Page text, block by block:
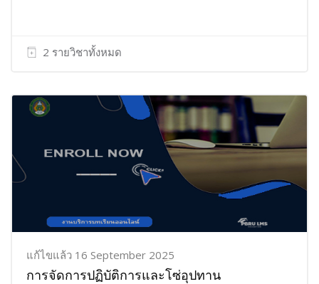
2 รายวิชาทั้งหมด
แก้ไขแล้ว 16 September 2025
การจัดการปฏิบัติการและโซ่อุปทาน